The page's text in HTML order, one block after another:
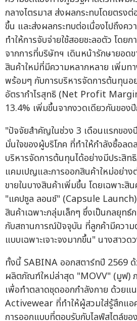
กลางไตรมาส ส่งผลกระทบโดยตรง
ขึ้น และส่งผลกระทบต่อเนื่องไปถึงคว
ทำให้การจับจ่ายใช้สอยชะลอตัว โดยก
จากการที่บริษัทฯ เดินหน้ารักษายอด
สินค้าใหม่ที่มีความหลากหลาย เพิ่มท
พร้อมๆ กับการบริหารจัดการต้นทุนอ
อัตรากำไรสุทธิ (Net Profit
13.4% เพิ่มขึ้นจากงวดเดียวกันของ
"ปัจจัยสำคัญในช่วง 3 เดือนแรกของ
มั่นใจของผู้บริโภค ที่ทำให้กำลังซื้อลด
บริหารจัดการต้นทุนได้อย่างมีประสิท
แคมเปญและการออกสินค้าใหม่อย่าง
ขายในบางสินค้าเพิ่มขึ้น โดยเฉพาะสิน
"แคปซูล ลอนช์" (Capsule
สินค้าเฉพาะกลุ่มเล็กๆ ซึ่งเป็นกลยุท
กับสถานการณ์ปัจจุบัน ที่ลูกค้ามีความ
แบบเฉพาะเจาะจงมากขึ้น" นางสาวด
ทั้งนี้ SABINA ออกสตาร์ทปี 2569 ด้
ผลิตภัณฑ์ใหม่ล่าสุด "MOVV" (มูฟ)
เพื่อทำตลาดชุดออกกำลังกาย ด้วย
Activewear ที่ทำให้ผู้สวมใส่รู้สึกแ
การออกแบบที่ตอบรับกับไลฟ์สไตล์ข